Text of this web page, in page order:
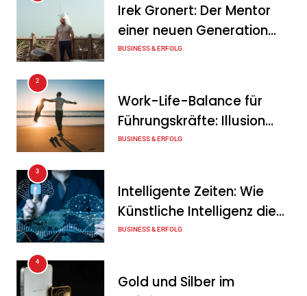
Irek Gronert: Der Mentor
einer neuen Generation
von Unternehmern
BUSINESS & ERFOLG
2
Work-Life-Balance für
Führungskräfte: Illusion
oder echte Chance?
BUSINESS & ERFOLG
3
Intelligente Zeiten: Wie
Künstliche Intelligenz die
Geschäftswelt verändert
BUSINESS & ERFOLG
4
Gold und Silber im